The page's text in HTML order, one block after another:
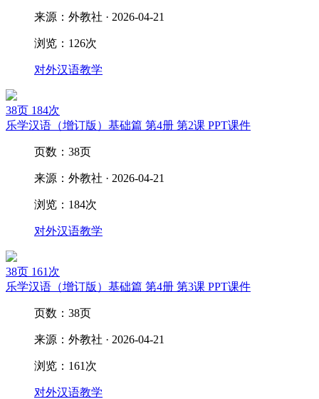
来源：外教社 · 2026-04-21
浏览：126次
对外汉语教学
38页 184次
乐学汉语（增订版）基础篇 第4册 第2课 PPT课件
页数：38页
来源：外教社 · 2026-04-21
浏览：184次
对外汉语教学
38页 161次
乐学汉语（增订版）基础篇 第4册 第3课 PPT课件
页数：38页
来源：外教社 · 2026-04-21
浏览：161次
对外汉语教学